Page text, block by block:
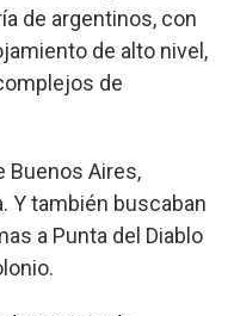
de argentinos, con
de alto nivel,
de
Buenos Aires,
Y también buscaban
a Punta del Diablo